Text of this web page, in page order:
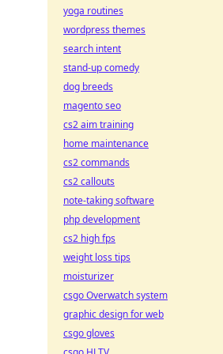
yoga routines
wordpress themes
search intent
stand-up comedy
dog breeds
magento seo
cs2 aim training
home maintenance
cs2 commands
cs2 callouts
note-taking software
php development
cs2 high fps
weight loss tips
moisturizer
csgo Overwatch system
graphic design for web
csgo gloves